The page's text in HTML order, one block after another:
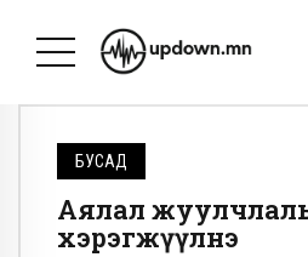
БУСАД
Аялал
хэрэгжүүлнэ